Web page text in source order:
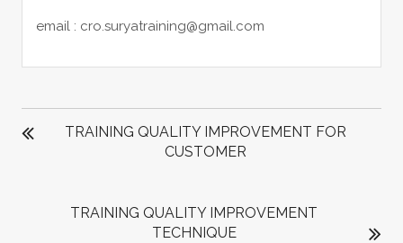
email : cro.suryatraining@gmail.com
POST
NAVIGATION
TRAINING QUALITY IMPROVEMENT FOR
CUSTOMER
TRAINING QUALITY IMPROVEMENT
TECHNIQUE